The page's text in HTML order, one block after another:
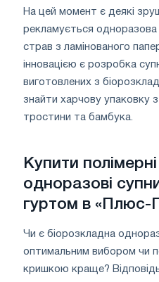
На цей момент є деякі
рекламується
страв з ламінованого
інновацією є розробка
виготовлених з
знайти харчову упаковку
тростини та бамбука.
Купити
одноразові
гуртом в «Плюс-
Чи є біорозкладна
оптимальним вибором чи
кришкою краще?